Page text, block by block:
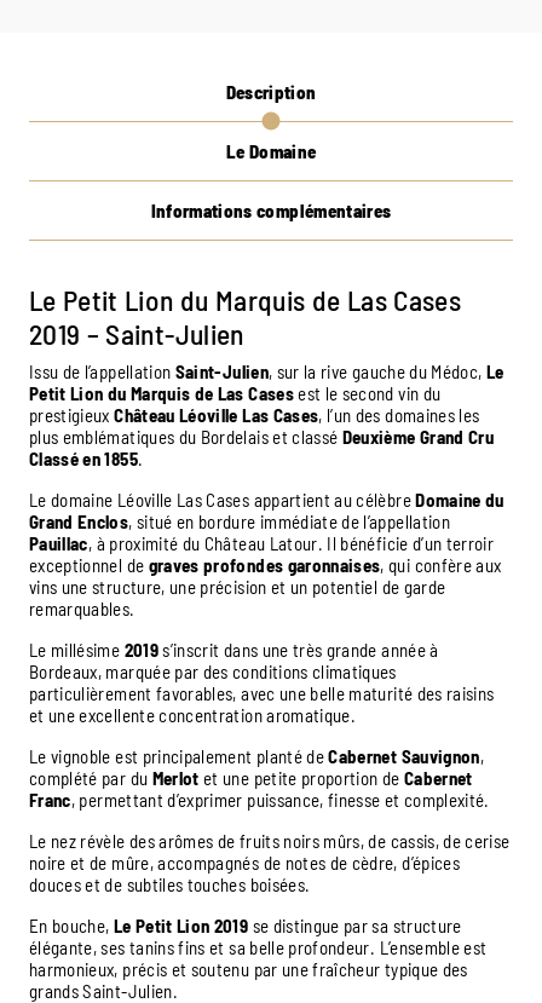
Description
Le Domaine
Informations complémentaires
Le Petit Lion du Marquis de Las Cases
2019 – Saint-Julien
Issu de l’appellation Saint-Julien, sur la rive gauche du Médoc, Le
Petit Lion du Marquis de Las Casesest le second vin du
prestigieuxChâteau Léoville Las Cases, l’un des domaines les
plus emblématiques du Bordelais et classé Deuxième Grand Cru
Classé en 1855.
Le domaine Léoville Las Cases appartient au célèbreDomaine du
Grand Enclos, situé en bordure immédiate de l’appellation
Pauillac, à proximité du Château Latour. Il bénéficie d’un terroir
exceptionnel de graves profondes garonnaises, qui confère aux
vins une structure, une précision et un potentiel de garde
remarquables.
Le millésime 2019s’inscrit dans une très grande année à
Bordeaux, marquée par des conditions climatiques
particulièrement favorables, avec une belle maturité des raisins
et une excellente concentration aromatique.
Le vignoble est principalement planté deCabernet Sauvignon,
complété par du Merlot et une petite proportion de Cabernet
Franc, permettant d’exprimer puissance, finesse et complexité.
Le nez révèle des arômes de fruits noirs mûrs, de cassis, de cerise
noire et de mûre, accompagnés de notes de cèdre, d’épices
douces et de subtiles touches boisées.
En bouche, Le Petit Lion 2019 se distingue par sa structure
élégante, ses tanins fins et sa belle profondeur. L’ensemble est
harmonieux, précis et soutenu par une fraîcheur typique des
grands Saint-Julien.